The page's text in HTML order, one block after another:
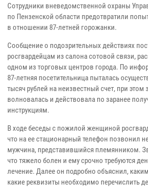
Сотрудники вневедомственной охраны
по Пензенской области предотвратили
в отношении 87-летней горожанки.
Сообщение о подозрительных действиях
росгвардейцам из салона сотовой связи,
одном из торговых центров города. По
87-летняя посетительница пыталась
тысяч рублей на неизвестный счет, при этом
волновалась и действовала по заранее
инструкциям.
В ходе беседы с пожилой женщиной
что на ее стационарный телефон позвонил
мужчина, представившийся племянником.
что тяжело болен и ему срочно требуются
лечение. Далее он подробно объяснил,
какие реквизиты необходимо перечислить